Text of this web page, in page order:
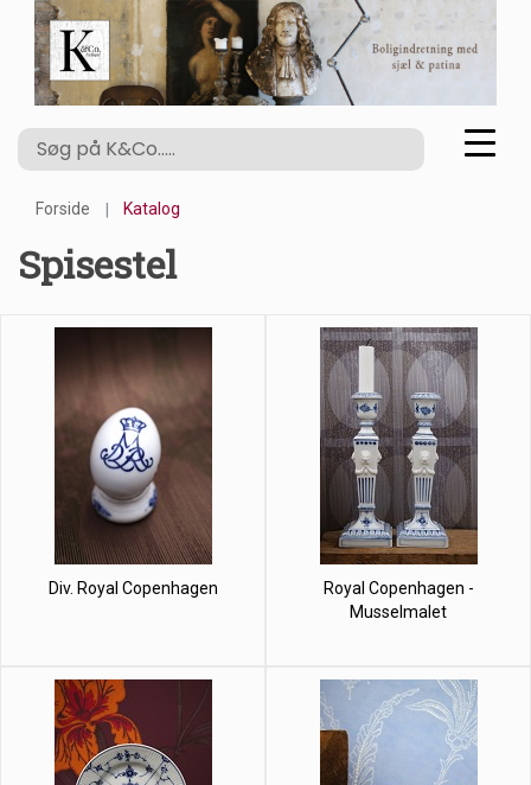
Forside Katalog
Spisestel
Div. Royal Copenhagen
Royal Copenhagen -
Musselmalet